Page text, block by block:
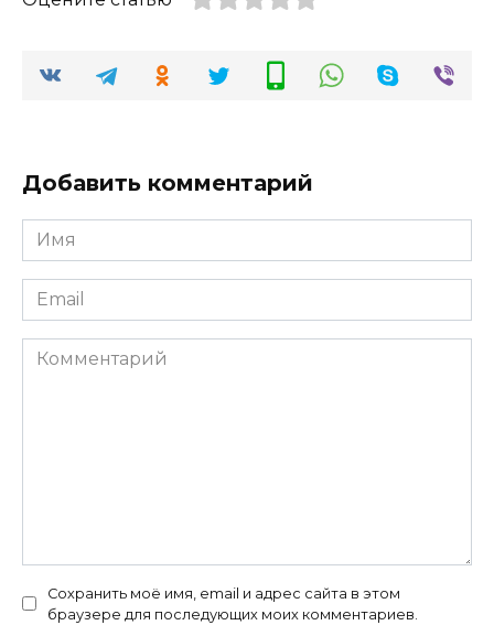
Добавить комментарий
Имя
*
Email
*
Комментарий
Сохранить моё имя, email и адрес сайта в этом
браузере для последующих моих комментариев.